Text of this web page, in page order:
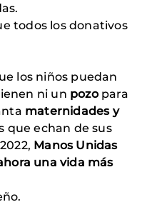
todos los donativos
los niños puedan
ni un pozopara
maternidades y
que echan de sus
Manos Unidas
una vida más